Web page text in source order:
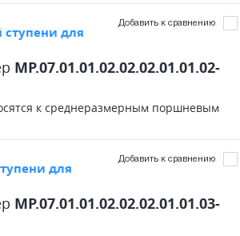
Добавить к сравнению
для
MP.07.01.01.02.02.02.01.01.02-
к среднеразмерным поршневым
Добавить к сравнению
для
MP.07.01.01.02.02.02.01.01.03-